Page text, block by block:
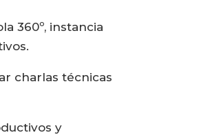
360º, instancia
charlas técnicas
y